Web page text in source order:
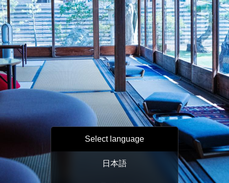
Select language
日本語